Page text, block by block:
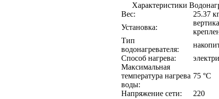
Характеристики
Вес:
25.37
Установка:
Тип
водонагревателя:
Способ нагрева:
Максимальная
температура нагрева
воды:
75 °C
Напряжение сети:
220